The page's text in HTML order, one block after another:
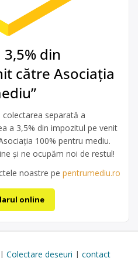
din
către Asociația
separată a
a 3,5% din impozitul pe venit
100% pentru mediu.
și ne ocupăm noi de restul!
noastre pe pentrumediu.ro
online
Colectare deșeuri | contact